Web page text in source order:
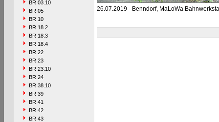
BR 03.10
BR 05
BR 10
BR 18.2
BR 18.3
BR 18.4
BR 22
BR 23
BR 23.10
BR 24
BR 38.10
BR 39
BR 41
BR 42
BR 43
26.07.2019 - Benndorf, MaLoWa